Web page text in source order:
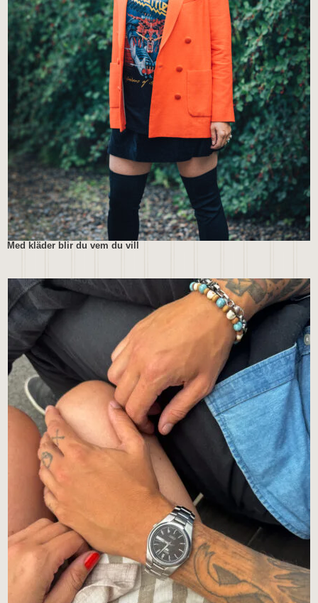
Med kläder blir du vem du vill